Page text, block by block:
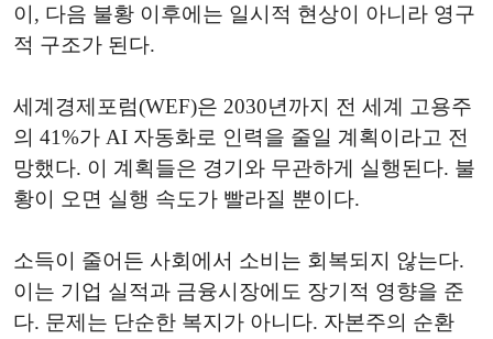
이, 다음 불황 이후에는 일시적 현상이 아니라 영구
적 구조가 된다.
세계경제포럼(WEF)은 2030년까지 전 세계 고용주
의 41%가 AI 자동화로 인력을 줄일 계획이라고 전
망했다. 이 계획들은 경기와 무관하게 실행된다. 불
황이 오면 실행 속도가 빨라질 뿐이다.
소득이 줄어든 사회에서 소비는 회복되지 않는다.
이는 기업 실적과 금융시장에도 장기적 영향을 준
다. 문제는 단순한 복지가 아니다. 자본주의 순환